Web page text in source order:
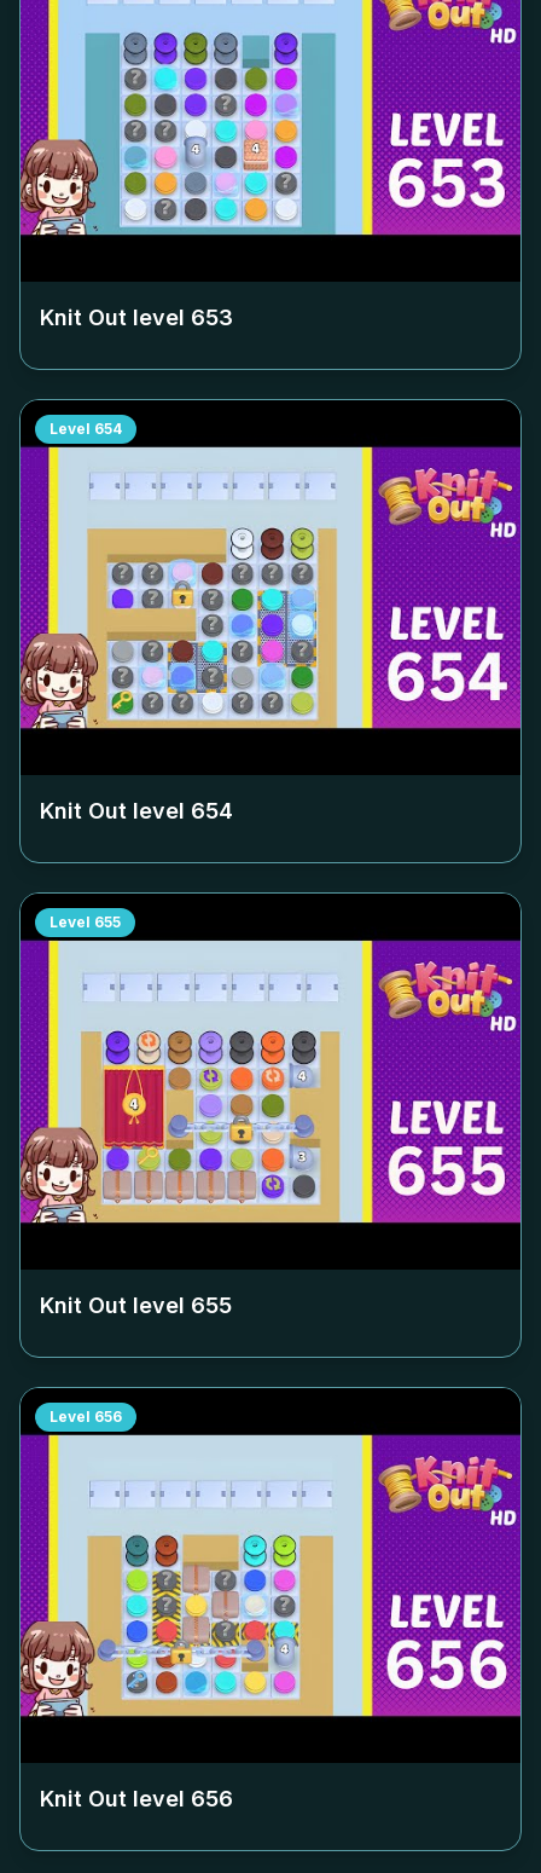
Knit Out level 653
Level 654
Knit Out level 654
Level 655
Knit Out level 655
Level 656
Knit Out level 656